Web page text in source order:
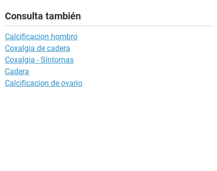
Consulta también
Calcificacion hombro
Coxalgia de cadera
Coxalgia - Síntomas
Cadera
Calcificacion de ovario